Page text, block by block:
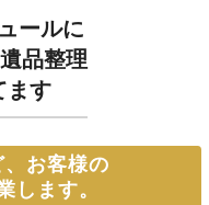
ールに
品整理
ます
お客様の
します。